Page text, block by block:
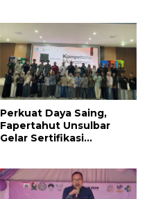
Perkuat Daya Saing,
Fapertahut Unsulbar
Gelar Sertifikasi